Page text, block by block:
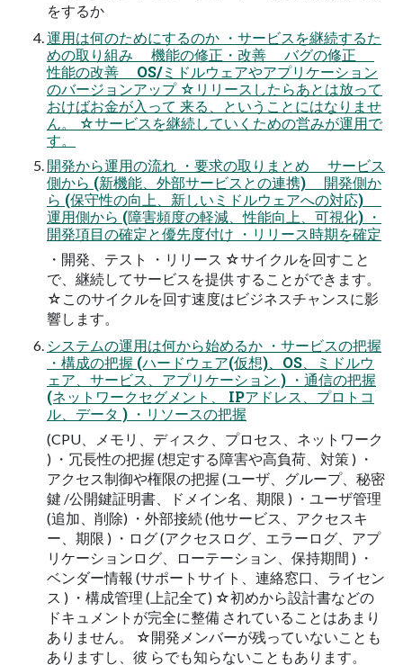
をするか
運用は何のためにするのか ・サービスを継続するた
めの取り組み 機能の修正・改善 バグの修正
性能の改善 OS/ミドルウェアやアプリケーション
のバージョンアップ ☆リリースしたらあとは放って
おけばお金が入って 来る、ということにはなりませ
ん。 ☆サービスを継続していくための営みが運用で
す。
開発から運用の流れ ・要求の取りまとめ サービス
側から (新機能、外部サービスとの連携) 開発側か
ら (保守性の向上、新しいミドルウェアへの対応)
運用側から (障害頻度の軽減、性能向上、可視化) ・
開発項目の確定と優先度付け ・リリース時期を確定
・開発、テスト ・リリース ☆サイクルを回すこと
で、継続してサービスを提供 することができます。
☆このサイクルを回す速度はビジネスチャンスに影
響します。
システムの運用は何から始めるか ・サービスの把握
・構成の把握 (ハードウェア(仮想)、OS、ミドルウ
ェア、サービス、アプリケーション ) ・通信の把握
(ネットワークセグメント、 IPアドレス、プロトコ
ル、データ ) ・リソースの把握
(CPU、メモリ、ディスク、プロセス、ネットワーク
) ・冗長性の把握 (想定する障害や高負荷、対策 ) ・
アクセス制御や権限の把握 (ユーザ、グループ、秘密
鍵 /公開鍵証明書、ドメイン名、期限 ) ・ユーザ管理
(追加、削除) ・外部接続 (他サービス、アクセスキ
ー、期限 ) ・ログ (アクセスログ、エラーログ、アプ
リケーションログ、ローテーション、保持期間 ) ・
ベンダー情報 (サポートサイト、連絡窓口、ライセン
ス ) ・構成管理 (上記全て) ☆初めから設計書などの
ドキュメントが完全に整備 されていることはあまり
ありません。 ☆開発メンバーが残っていないことも
ありますし、彼 らでも知らないこともあります。